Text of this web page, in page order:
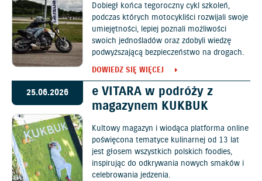
Dobiegł końca tegoroczny cykl szkoleń,
podczas których motocykliści rozwijali swoje
umiejętności, lepiej poznali możliwości
swoich jednośladów oraz zdobyli wiedzę
podwyższającą bezpieczeństwo na drogach.
DOWIEDZ SIĘ WIĘCEJ
25.06.2026
e VITARA w podróży z
magazynem KUKBUK
Kultowy magazyn i wiodąca platforma online
poświęcona tematyce kulinarnej od 13 lat
jest głosem wszystkich polskich foodies,
inspirując do odkrywania nowych smaków i
celebrowania jedzenia.